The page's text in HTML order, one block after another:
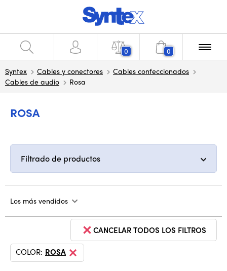
0 0
Syntex Cables y conectores
Cables confeccionados
Cables de audio
Rosa
ROSA
Filtrado de productos
Los más vendidos
CANCELAR TODOS LOS FILTROS
COLOR: ROSA